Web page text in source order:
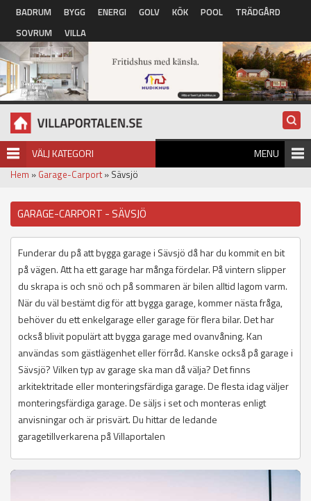
Hoppa till huvudinnehåll
BADRUM BYGG ENERGI GOLV KÖK POOL
TRÄDGÅRD
SOVRUM
VILLA
VÄLJ KATEGORI MENU
Hem » Garage-Carport » Sävsjö
GARAGE-CARPORT - SÄVSJÖ
Funderar du på att bygga garage i Sävsjö då har du kommit en bit
på vägen. Att ha ett garage har många fördelar. På vintern slipper
du skrapa is och snö och på sommaren är bilen alltid lagom varm.
När du väl bestämt dig för att bygga garage, kommer nästa fråga,
behöver du ett enkelgarage eller garage för flera bilar. Det har
också blivit populärt att bygga garage med ovanvåning. Kan
användas som gästlägenhet eller förråd. Kanske också på garage i
Sävsjö? Vilken typ av garage ska man då välja? Det finns
arkitektritade eller monteringsfärdiga garage. De flesta idag väljer
monteringsfärdiga garage. De säljs i set och monteras enligt
anvisningar och är prisvärt. Du hittar de ledande
garagetillverkarena på Villaportalen